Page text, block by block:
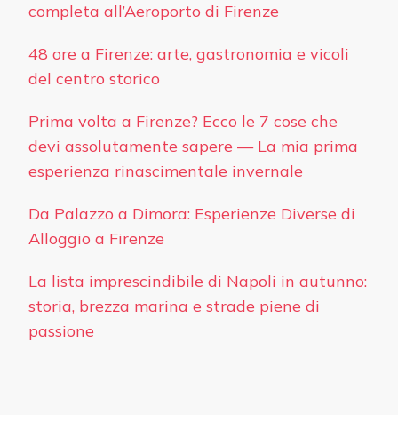
completa all’Aeroporto di Firenze
48 ore a Firenze: arte, gastronomia e vicoli
del centro storico
Prima volta a Firenze? Ecco le 7 cose che
devi assolutamente sapere — La mia prima
esperienza rinascimentale invernale
Da Palazzo a Dimora: Esperienze Diverse di
Alloggio a Firenze
La lista imprescindibile di Napoli in autunno:
storia, brezza marina e strade piene di
passione